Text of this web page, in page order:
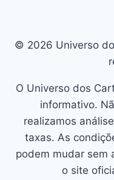
© 2026 Universo
O Universo dos
informativo.
realizamos
taxas. As
podem mudar sem
o site